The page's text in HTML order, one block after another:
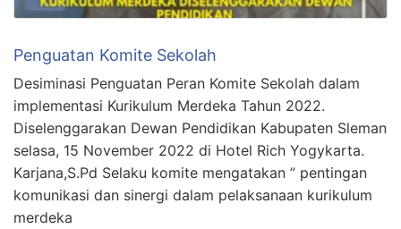
Penguatan Komite Sekolah
Desiminasi Penguatan Peran Komite Sekolah dalam
implementasi Kurikulum Merdeka Tahun 2022.
Diselenggarakan Dewan Pendidikan Kabupaten Sleman
selasa, 15 November 2022 di Hotel Rich Yogykarta.
Karjana,S.Pd Selaku komite mengatakan ” pentingan
komunikasi dan sinergi dalam pelaksanaan kurikulum
merdeka